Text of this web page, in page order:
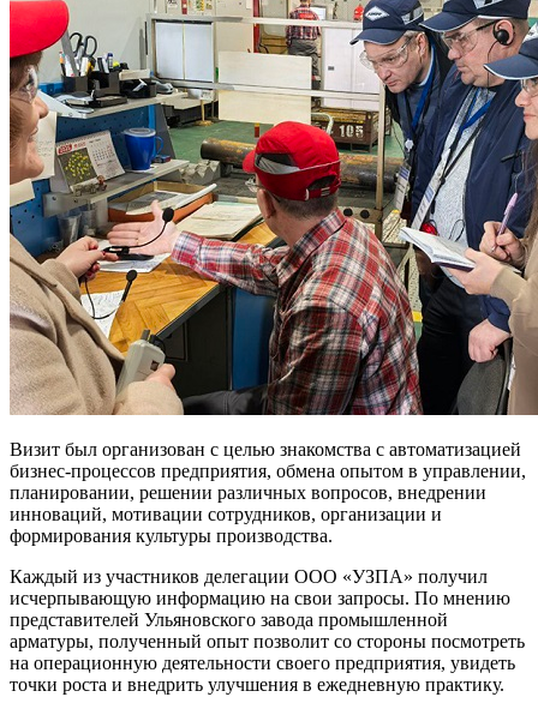
Визит был организован с целью знакомства с автоматизацией
бизнес-процессов предприятия, обмена опытом в управлении,
планировании, решении различных вопросов, внедрении
инноваций, мотивации сотрудников, организации и
формирования культуры производства.
Каждый из участников делегации ООО «УЗПА» получил
исчерпывающую информацию на свои запросы. По мнению
представителей Ульяновского завода промышленной
арматуры, полученный опыт позволит со стороны посмотреть
на операционную деятельности своего предприятия, увидеть
точки роста и внедрить улучшения в ежедневную практику.